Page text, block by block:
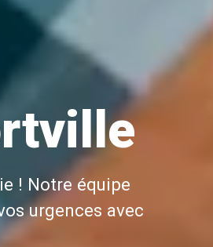
! Notre équipe
urgences avec